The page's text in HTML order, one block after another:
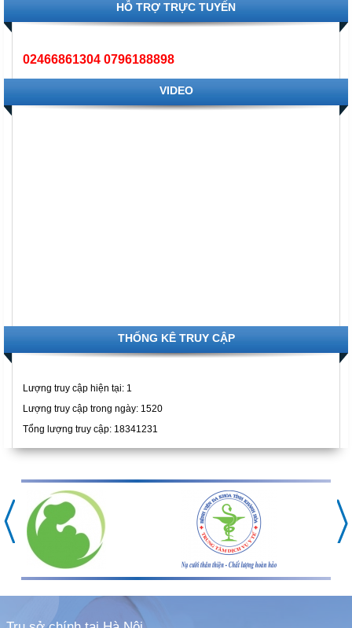
HỖ TRỢ TRỰC TUYẾN
02466861304 0796188898
VIDEO
THỐNG KÊ TRUY CẬP
Lượng truy cập hiện tại: 1
Lượng truy cập trong ngày: 1520
Tổng lượng truy cập: 18341231